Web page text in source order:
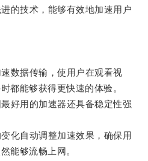
技术，能够有效地加速用户
据传输，使用户在观看视
都能够获得更快速的体验。
用的加速器还具备稳定性强
自动调整加速效果，确保用
能够流畅上网。